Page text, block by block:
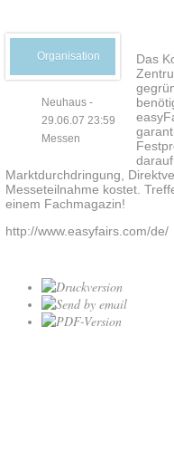
Organisation
Neuhaus -
29.06.07 23:59
Messen
Das
Marktdurchdringung,
Messeteilnahme kostet.
einem Fachmagazin!
http://www.easyfairs.com/de/